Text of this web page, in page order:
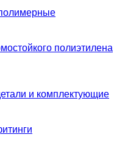
полиэтилена
и комплектующие